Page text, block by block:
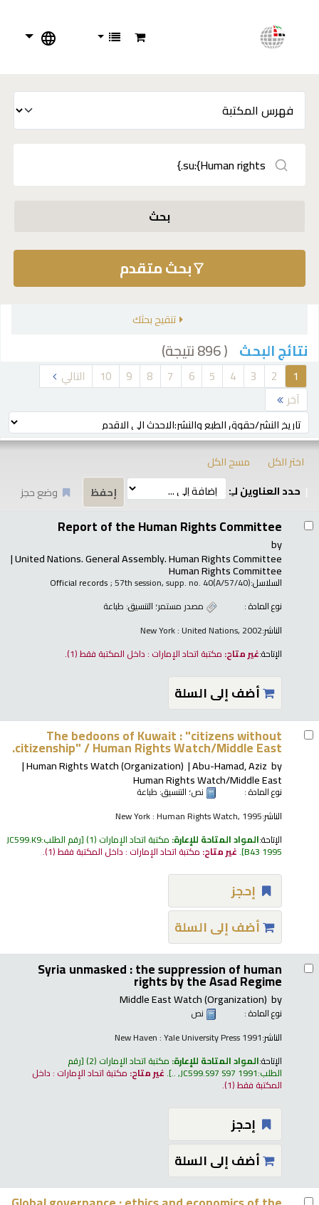
بحث
بحث متقدم
تنقيح بحثك
نتائج البحث ( 896 نتيجة)
1
2
3
4
5
6
7
8
9
10
التالي
آخر
ترتيب بواسطة:
اختر الكل
مسح الكل
حدد العناوين لـِ:
وضع حجز
Report of the Human Rights Committee
by
United Nations. General Assembly. Human Rights Committee
Human Rights Committee
السلاسل: Official records; 57th session, supp. no. 40(A/57/40)
نوع المادة :
مصدر مستمر؛ التنسيق: طباعة
الناشر:New York : United Nations, 2002
الإتاحة:غير متاح: مكتبة اتحاد الإمارات : داخل المكتبة فقط(1).
أضف إلى السلة
The bedoons of Kuwait : "citizens without
citizenship" /Human Rights Watch/Middle East.
by
Abu-Hamad, Aziz
Human Rights Watch (Organization)
Human Rights Watch/Middle East
نوع المادة : نص؛ التنسيق: طباعة
الناشر:New York : Human Rights Watch, 1995
الإتاحة:المواد المتاحة للإعارة: مكتبة اتحاد الإمارات (1) رقم الطلب:JC599.K9
B43 1995
.غير متاح: مكتبة اتحاد الإمارات : داخل المكتبة فقط(1).
إحجز
أضف إلى السلة
Syria unmasked : the suppression of human
rights by the Asad Regime
by
Middle East Watch (Organization)
نوع المادة :
نص
الناشر:New Haven : Yale University Press 1991
الإتاحة:المواد المتاحة للإعارة: مكتبة اتحاد الإمارات (2) رقم
الطلب:JC599.S97 S97 1991, ..
.غير متاح: مكتبة اتحاد الإمارات : داخل
المكتبة فقط(1).
إحجز
أضف إلى السلة